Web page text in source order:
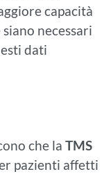
capacità
necessari
dati
che la TMS
pazienti affetti